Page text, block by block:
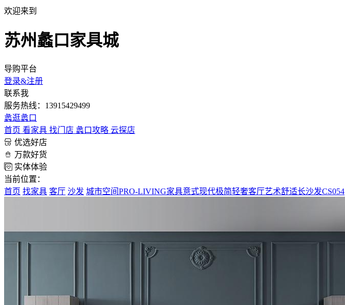
欢迎来到
苏州蠡口家具城
导购平台
登录&注册
联系我
服务热线：13915429499
蠡逛蠡口
首页 看家具 找门店 蠡口攻略 云探店
优选好店
万款好货
实体体验
当前位置：
首页 找家具 客厅 沙发 城市空间PRO-LIVING家具意式现代极简轻奢客厅艺术舒适长沙发CS054